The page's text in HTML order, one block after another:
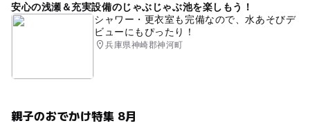
安心の浅瀬＆充実設備のじゃぶじゃぶ池を楽しもう！
シャワー・更衣室も完備なので、水あそびデ
ビューにもぴったり！
兵庫県神崎郡神河町
親子のおでかけ特集 8月